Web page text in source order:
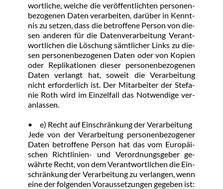
wort­li­che, wel­che die ver­öf­f­ent­lich­ten per­so­nen­
be­zo­ge­nen Da­ten ver­ar­bei­ten, dar­über in Kennt­
nis zu set­zen, dass die be­trof­fe­ne Per­son von die­
sen an­de­ren für die Da­ten­ver­ar­bei­tung Ver­ant­
wort­li­chen die Lö­schung sämt­li­cher Links zu die­
sen per­so­nen­be­zo­ge­nen Da­ten oder von Ko­pi­en
oder Re­pli­ka­tio­nen die­ser per­so­nen­be­zo­ge­nen
Da­ten ver­langt hat, so­weit die Ver­ar­bei­tung
nicht er­for­der­lich ist. Der Mit­ar­bei­ter der Ste­fa­
nie Roth wird im Ein­zel­fall das Not­wen­di­ge ver­
an­las­sen.
•	e) Recht auf Ein­schrän­kung der Ver­ar­bei­tung
Je­de von der Ver­ar­bei­tung per­so­nen­be­zo­ge­ner
Da­ten be­trof­fe­ne Per­son hat das vom Eu­ro­päi­
schen Richt­li­ni­en- und Ver­ord­nungs­ge­ber ge­
währ­te Recht, von dem Ver­ant­wort­li­chen die Ein­
schrän­kung der Ver­ar­bei­tung zu ver­lan­gen, wenn
ei­ne der fol­gen­den Vor­aus­set­zun­gen ge­ge­ben ist: